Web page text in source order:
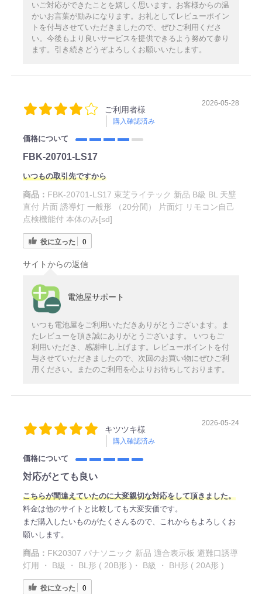
いご対応ができたことを嬉しく思います。お客様からの温
かいお言葉が励みになります。お礼としてレビューポイン
トを付与させていただきましたので、ぜひご利用くださ
い。今後もより良いサービスを提供できるよう努めて参り
ます。引き続きどうぞよろしくお願いいたします。
ご利用者様
購入確認済み
2026-05-28
価格について
FBK-20701-LS17
いつもの取引先ですから
商品： FBK-20701-LS17 東芝ライテック 新品 B級 BL 天壁
直付 片面 誘導灯 一般形 （20分間） 片面灯 リモコン自己
点検機能付 本体のみ[sd]
役に立った 0
サイトからの返信
電池屋サポート
いつも電池屋をご利用いただきありがとうございます。ま
たレビューを頂き誠にありがとうございます。 いつもご
利用いただき、感謝申し上げます。レビューポイントを付
与させていただきましたので、次回のお買い物にぜひご利
用ください。またのご利用を心よりお待ちしております。
キツツキ様
購入確認済み
2026-05-24
価格について
対応がとても良い
こちらが間違えていたのに大変親切な対応をして頂きました。
料金は他のサイトと比較しても大変安価です。
まだ購入したいものがたくさんるので、これからもよろしくお
願いします。
商品： FK20307 パナソニック 新品 適合表示板 避難口誘導
灯用 ・ B級 ・ BL形 ( 20B形 )・ B級 ・ BH形 ( 20A形 )
役に立った 0